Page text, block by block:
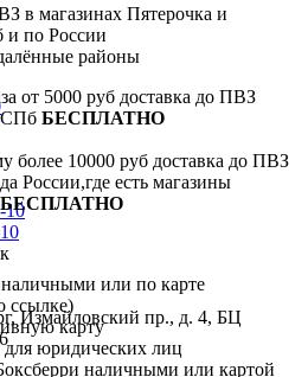
10
Измайловский пр., д. 4, БЦ
в магазинах Пятерочка и
и по России
районы
от 5000 руб доставка до ПВЗ
СПб БЕСПЛАТНО
более 10000 руб доставка до ПВЗ
России,где есть магазины
БЕСПЛАТНО
наличными или по карте
ссылке)
карту
для юридических лиц
наличными или картой